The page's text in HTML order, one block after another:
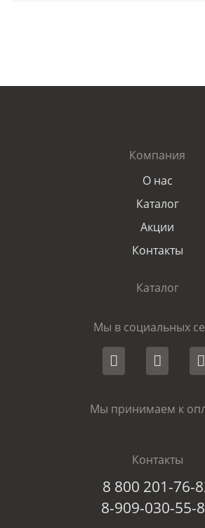
Компания
О нас
Каталог
Акции
Контакты
Каталог
Мы в социальных
Мы принимаем к
Контакты
8 800 201-76-
8-909-030-55-